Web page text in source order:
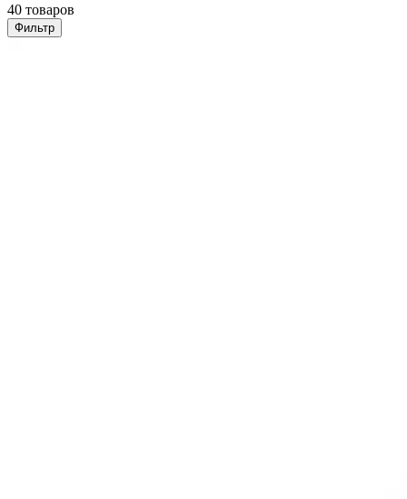
40 товаров
Фильтр